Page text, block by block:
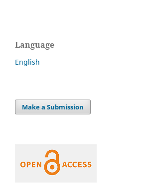
Language
English
Make a Submission